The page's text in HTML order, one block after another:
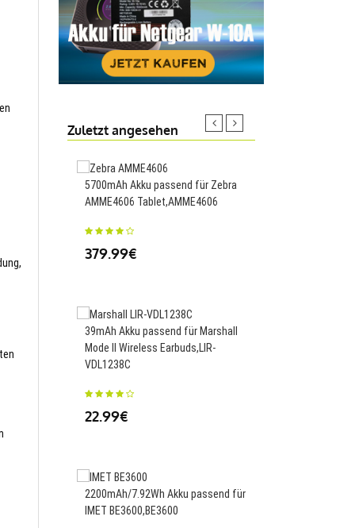
Zuletzt angesehen
5700mAh Akku passend für Zebra
AMME4606 Tablet,AMME4606
379.99€
39mAh Akku passend für Marshall
Mode II Wireless Earbuds,LIR-
VDL1238C
22.99€
2200mAh/7.92Wh Akku passend für
IMET BE3600,BE3600